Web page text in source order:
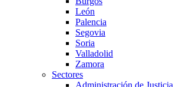
León
Palencia
Segovia
Soria
Valladolid
Zamora
Sectores